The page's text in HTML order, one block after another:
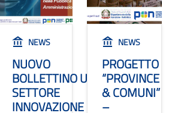
NEWS
NUOVO
BOLLETTINO UPI
SETTORE
INNOVAZIONE E
NEWS
PROGETTO
“PROVINCE
& COMUNI”
–